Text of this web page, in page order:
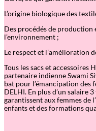
L’origine biologique des
Des procédés de
l’environnement ;
Le respect et l’amélioration
Tous les sacs et accessoires
partenaire indienne Swami
bat pour l’émancipation des
DELHI. En plus d’un salaire
garantissent aux femmes de
enfants et des formations